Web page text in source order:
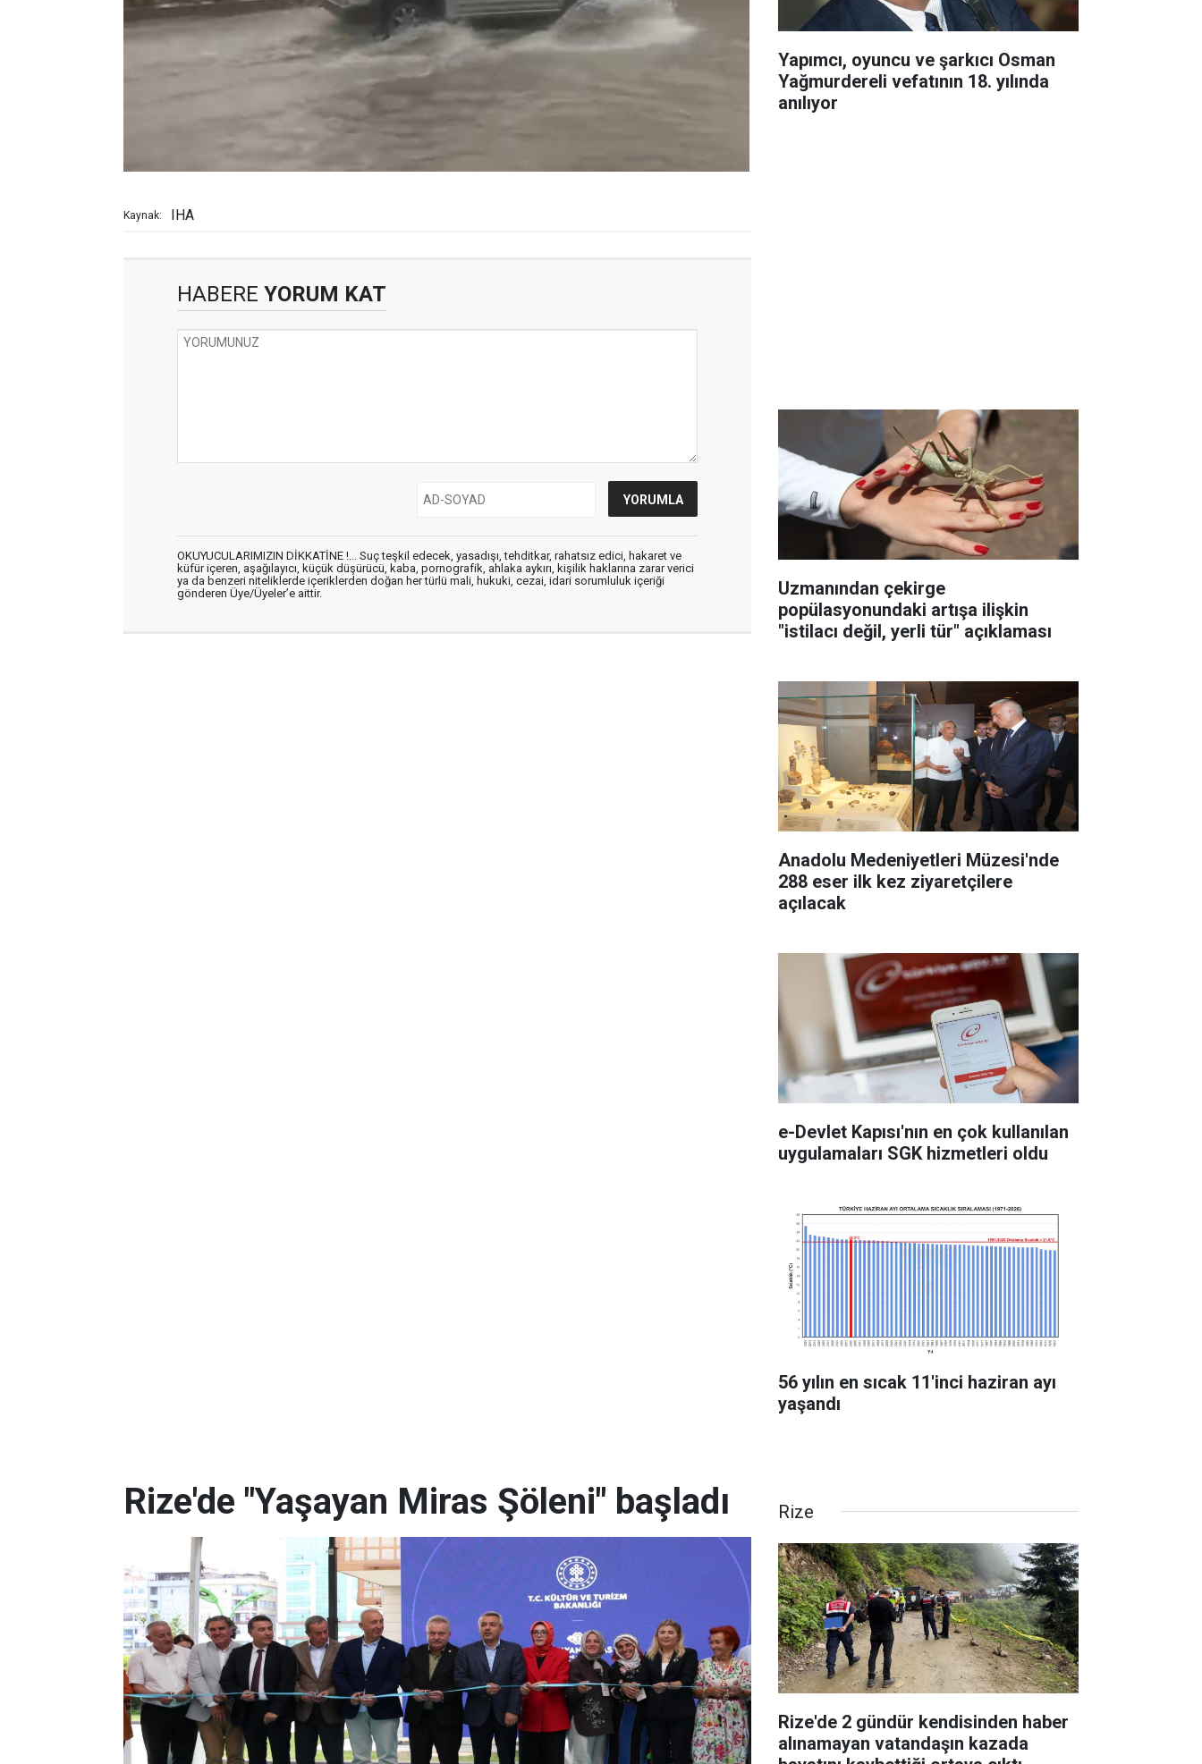
Kaynak: IHA
HABERE YORUM KAT
OKUYUCULARIMIZIN DİKKATİNE !... Suç teşkil edecek, yasadışı, tehditkar, rahatsız edici, hakaret ve
küfür içeren, aşağılayıcı, küçük düşürücü, kaba, pornografik, ahlaka aykırı, kişilik haklarına zarar verici
ya da benzeri niteliklerde içeriklerden doğan her türlü mali, hukuki, cezai, idari sorumluluk içeriği
gönderen Üye/Üyeler’e aittir.
Yapımcı, oyuncu ve şarkıcı Osman
Yağmurdereli vefatının 18. yılında
anılıyor
Uzmanından çekirge
popülasyonundaki artışa ilişkin
"istilacı değil, yerli tür" açıklaması
Anadolu Medeniyetleri Müzesi'nde
288 eser ilk kez ziyaretçilere
açılacak
e-Devlet Kapısı'nın en çok kullanılan
uygulamaları SGK hizmetleri oldu
56 yılın en sıcak 11'inci haziran ayı
yaşandı
Rize'de "Yaşayan Miras Şöleni" başladı Rize
Rize'de 2 gündür kendisinden haber
alınamayan vatandaşın kazada